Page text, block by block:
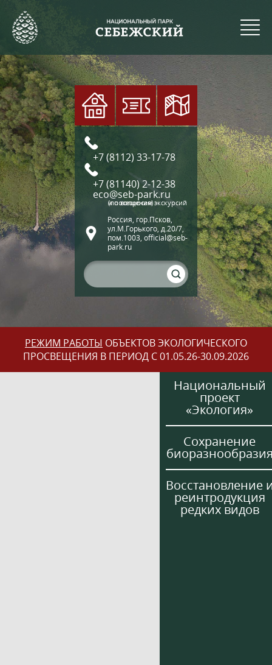
+7 (8112) 33-17-78
+7 (81140) 2-12-38
eco@seb-park.ru
(по вопросам экскурсий и посещения)
Россия, гор.Псков,
ул.М.Горького, д.20/7,
пом.1003, official@seb-
park.ru
РЕЖИМ РАБОТЫ ОБЪЕКТОВ ЭКОЛОГИЧЕСКОГО
ПРОСВЕЩЕНИЯ В ПЕРИОД С 01.05.26-30.09.2026
Национальный
проект
«Экология»
Сохранение
Восстановление
реинтродукция
редких видов